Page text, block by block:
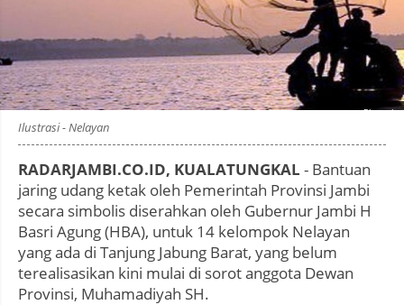
Photo by
Ilustrasi - Nelayan
RADARJAMBI.CO.ID, KUALATUNGKAL - Bantuan
jaring udang ketak oleh Pemerintah Provinsi Jambi
secara simbolis diserahkan oleh Gubernur Jambi H
Basri Agung (HBA), untuk 14 kelompok Nelayan
yang ada di Tanjung Jabung Barat, yang belum
terealisasikan kini mulai di sorot anggota Dewan
Provinsi, Muhamadiyah SH.